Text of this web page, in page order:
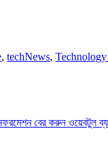
, techNews,
বের করুন ওয়েবটুল